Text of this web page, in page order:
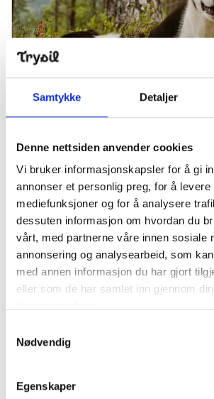
Samtykke Detaljer
Denne nettsiden anvender cookies
Vi bruker informasjonskapsler for å gi
annonser et personlig preg, for å levere
mediefunksjoner og for å analysere
dessuten informasjon om hvordan du
vårt, med partnerne våre innen sosiale
annonsering og analysearbeid, som
med annen informasjon du har gjort
eller som de har samlet inn gjennom
Nødvendig
Egenskaper